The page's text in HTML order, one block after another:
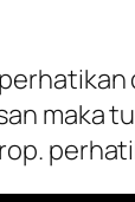
maka